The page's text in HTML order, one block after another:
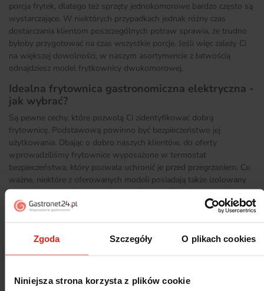
Zgoda Szczegóły O plikach cookies
Niniejsza strona korzysta z plików cookie
porcja frytek, dlatego też sprzęty jednokomorowe bardzo często są
wystarczające. W niektórych przypadkach jednak różny czas
dostarczania klientom poszczególnych potraw sprawia, że trudno
byłoby przygotować na czas wszystkie porcje. Jeśli więc zależy Ci
na większej dowolności, w naszym asortymencie z łatwością
odnajdziesz model frytkownicy dwukomorowej.
Idealna frytownica gastronomiczna elektryczna -
jak wybrać?
Są pewne cechy, które pozwolą Ci zidentyfikować dobrą
frytownicę. Podstawową powinno być bezpieczeństwo jej
użytkowania. Dbając o dobro naszych klientów, do oferty
wprowadziliśmy frytownice wyposażone w termostat
bezpieczeństwa, który pozwala uchronić je przed przegrzaniem. Co
ważne, niektóre z oferowanych modeli posiadają także izolowany
uchwyt, dzięki któremu możesz mieć pewność, że bezpiecznie i bez
szansy na poparzenie wyjmiesz gotowe frytki z urządzenia.
jej przeznaczenie w Twojej firmie. Jeśli myślisz o okazjonalnej
kilogramów mrożonych frytek w ciągu godziny. Sytuacja będzie
wyglądała jednak inaczej, jeśli typ lokalu wymaga produkcji dużej